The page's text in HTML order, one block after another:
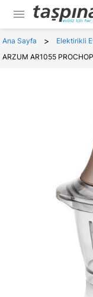
menu
Ana Sayfa > Elektirikli
ARZUM AR1055